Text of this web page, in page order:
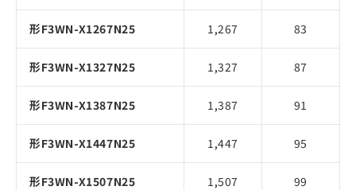
形F3WN-X1267N25 1,267 83
形F3WN-X1327N25 1,327 87
形F3WN-X1387N25 1,387 91
形F3WN-X1447N25 1,447 95
形F3WN-X1507N25 1,507 99